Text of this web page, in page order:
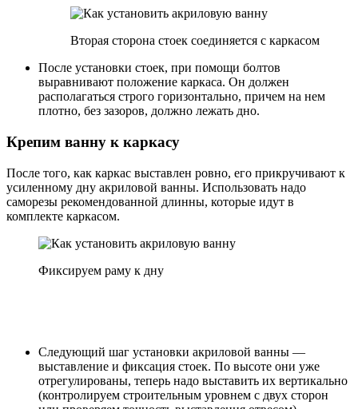
Вторая сторона стоек соединяется с каркасом
После установки стоек, при помощи болтов
выравнивают положение каркаса. Он должен
располагаться строго горизонтально, причем на нем
плотно, без зазоров, должно лежать дно.
Крепим ванну к каркасу
После того, как каркас выставлен ровно, его прикручивают к
усиленному дну акриловой ванны. Использовать надо
саморезы рекомендованной длинны, которые идут в
комплекте каркасом.
Фиксируем раму к дну
Следующий шаг установки акриловой ванны —
выставление и фиксация стоек. По высоте они уже
отрегулированы, теперь надо выставить их вертикально
(контролируем строительным уровнем с двух сторон